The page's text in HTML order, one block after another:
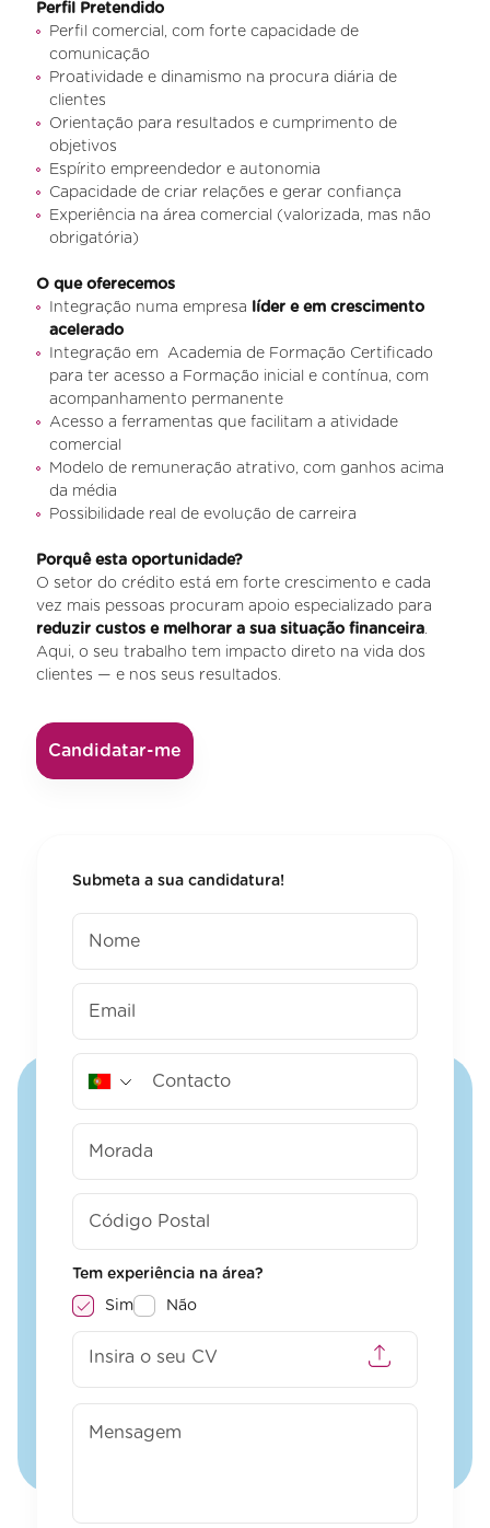
Perfil Pretendido
Perfil comercial, com forte capacidade de
comunicação
Proatividade e dinamismo na procura diária de
clientes
Orientação para resultados e cumprimento de
objetivos
Espírito empreendedor e autonomia
Capacidade de criar relações e gerar confiança
Experiência na área comercial (valorizada, mas não
obrigatória)
O que oferecemos
Integração numa empresa líder e em crescimento
acelerado
Integração em Academia de Formação Certificado
para ter acesso a Formação inicial e contínua, com
acompanhamento permanente
Acesso a ferramentas que facilitam a atividade
comercial
Modelo de remuneração atrativo, com ganhos acima
da média
Possibilidade real de evolução de carreira
Porquê esta oportunidade?
O setor do crédito está em forte crescimento e cada
vez mais pessoas procuram apoio especializado para
reduzir custos e melhorar a sua situação financeira.
Aqui, o seu trabalho tem impacto direto na vida dos
clientes — e nos seus resultados.
Candidatar-me
Submeta a sua candidatura!
Tem experiência na área?
Sim Não
Insira o seu CV